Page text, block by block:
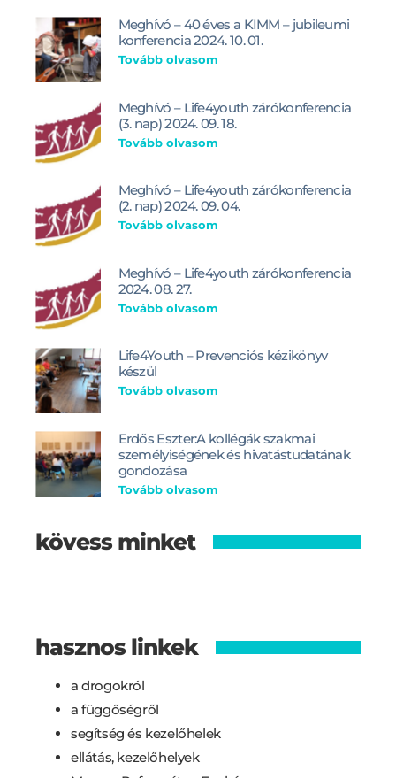
Meghívó – 40 éves a KIMM – jubileumi
konferencia 2024. 10. 01.
Tovább olvasom
Meghívó – Life4youth zárókonferencia
(3. nap) 2024. 09. 18.
Tovább olvasom
Meghívó – Life4youth zárókonferencia
(2. nap) 2024. 09. 04.
Tovább olvasom
Meghívó – Life4youth zárókonferencia
2024. 08. 27.
Tovább olvasom
Life4Youth – Prevenciós kézikönyv
készül
Tovább olvasom
Erdős Eszter:A kollégák szakmai
személyiségének és hivatástudatának
gondozása
Tovább olvasom
kövess minket
hasznos linkek
a drogokról
a függőségről
segítség és kezelőhelek
ellátás, kezelőhelyek